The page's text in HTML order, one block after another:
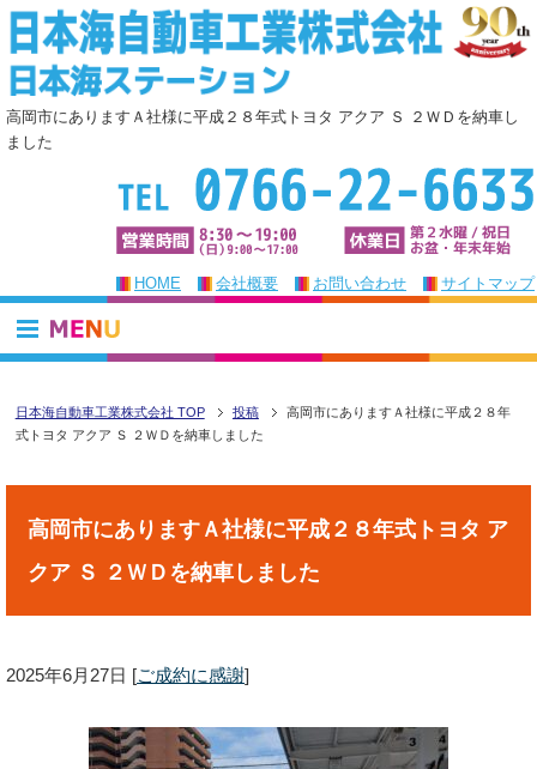
高岡市にありますＡ社様に平成２８年式トヨタ アクア Ｓ ２ＷＤを納車し
ました
HOME 会社概要 お問い合わせ サイトマップ
日本海自動車工業株式会社 TOP 投稿
高岡市にありますＡ社様に平成２８年
式トヨタ アクア Ｓ ２ＷＤを納車しました
高岡市にありますＡ社様に平成２８年式トヨタ ア
クア Ｓ ２ＷＤを納車しました
2025年6月27日 [ご成約に感謝]